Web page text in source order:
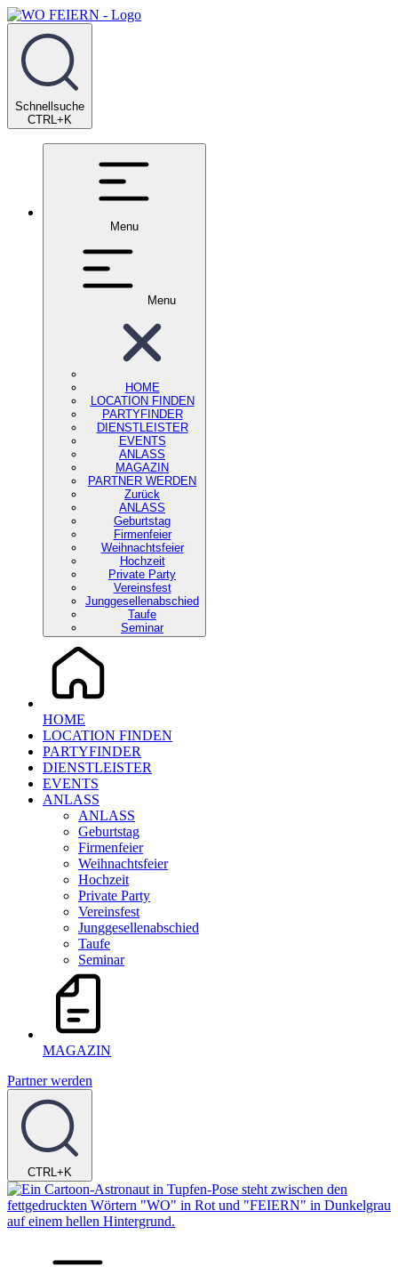
Schnellsuche
CTRL+K
Menu
Menu
HOME
LOCATION FINDEN
PARTYFINDER
DIENSTLEISTER
EVENTS
ANLASS
MAGAZIN
PARTNER WERDEN
Zurück
ANLASS
Geburtstag
Firmenfeier
Weihnachtsfeier
Hochzeit
Private Party
Vereinsfest
Junggesellenabschied
Taufe
Seminar
HOME
LOCATION FINDEN
PARTYFINDER
DIENSTLEISTER
EVENTS
ANLASS
ANLASS
Geburtstag
Firmenfeier
Weihnachtsfeier
Hochzeit
Private Party
Vereinsfest
Junggesellenabschied
Taufe
Seminar
MAGAZIN
Partner werden
CTRL+K